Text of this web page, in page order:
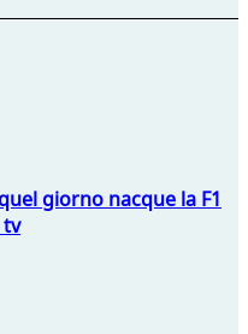
giorno nacque la F1
tv